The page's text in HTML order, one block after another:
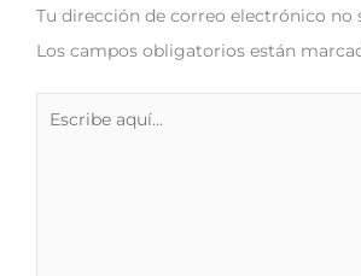
Tu dirección de correo electrónico no
Los campos obligatorios están
Escribe